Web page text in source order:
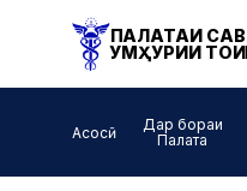
ПАЛАТАИ
ҶУМҲУРИИ
Асосӣ
Дар бораи
Палата